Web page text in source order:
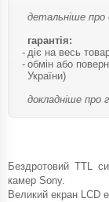
детальніше про
гарантія:
діє на весь
обмін або
України)
докладніше про
Бездротовий TTL
камер Sony.
Великий екран LCD